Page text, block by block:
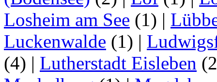
Losheim am See (1) |
Luckenwalde (1) |
(4) | Lutherstadt Eisleben